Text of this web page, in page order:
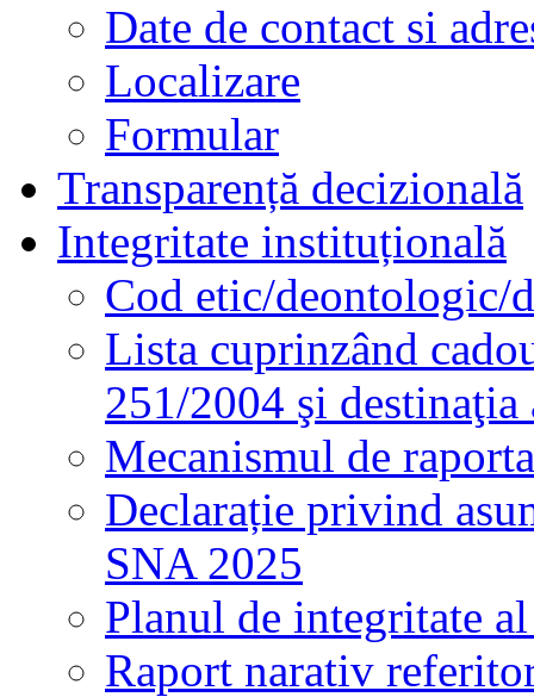
Date de contact si
Localizare
Formular
Transparență decizională
Integritate instituțională
Cod etic/deontologic/
Lista cuprinzând
251/2004 şi destinaţia
Mecanismul de
Declarație privind
SNA 2025
Planul de integritate
Raport narativ